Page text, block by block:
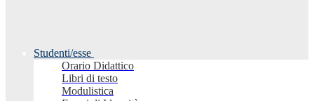
Studenti/esse
Orario Didattico
Libri di testo
Modulistica